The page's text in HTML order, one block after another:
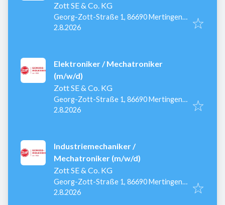
Zott SE & Co. KG
Georg-Zott-Straße 1, 86690 Mertingen,
Deutschland
Veröffentlicht
2.8.2026
Elektroniker / Mechatroniker
(m/w/d)
Zott SE & Co. KG
Georg-Zott-Straße 1, 86690 Mertingen,
Deutschland
Veröffentlicht
2.8.2026
Industriemechaniker /
Mechatroniker (m/w/d)
Zott SE & Co. KG
Georg-Zott-Straße 1, 86690 Mertingen,
Deutschland
Veröffentlicht
2.8.2026